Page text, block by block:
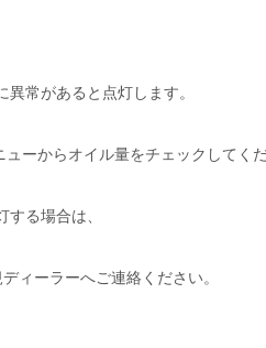
常があると点灯します。
ーからオイル量をチェックしてくだ
る場合は、
ィーラーへご連絡ください。